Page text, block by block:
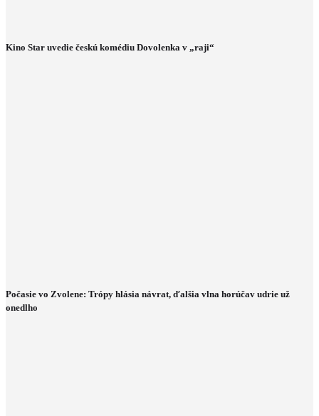
Kino Star uvedie českú komédiu Dovolenka v „raji“
Počasie vo Zvolene: Trópy hlásia návrat, ďalšia vlna horúčav udrie už
onedlho